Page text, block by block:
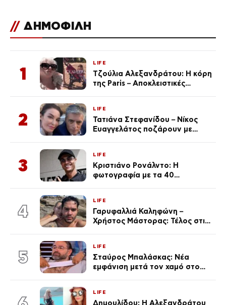
// ΔΗΜΟΦΙΛΗ
1
LIFE
Τζούλια Αλεξανδράτου: Η κόρη
της Paris – Αποκλειστικές
2
LIFE
Τατιάνα Στεφανίδου – Νίκος
Ευαγγελάτος ποζάρουν με
3
LIFE
Κριστιάνο Ρονάλντο: Η
φωτογραφία με τα 40
εκ. likes
4
LIFE
Γαρυφαλλιά Καληφώνη –
Χρήστος Μάστορας: Τέλος στις
5
LIFE
Σταύρος Μπαλάσκας: Νέα
εμφάνιση μετά τον χαμό στο
LIFE
Δημουλίδου: Η Αλεξανδράτου